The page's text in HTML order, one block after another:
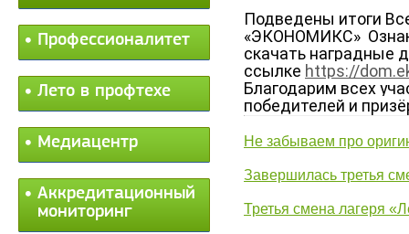
Профессионалитет
Лето в профтехе
Медиацентр
Аккредитационный
мониторинг
Подведены итоги
«ЭКОНОМИКС»
скачать наградные
ссылке https://
Благодарим всех
победителей и
Не забываем про
Завершилась третья
Третья смена лагеря